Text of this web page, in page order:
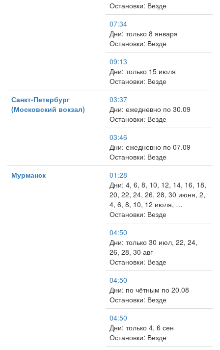
Остановки: Везде
07:34
Дни: только 8 января
Остановки: Везде
09:13
Дни: только 15 июля
Остановки: Везде
Санкт-Петербург
(Московский вокзал)
03:37
Дни: ежедневно по 30.09
Остановки: Везде
03:46
Дни: ежедневно по 07.09
Остановки: Везде
Мурманск
01:28
Дни: 4, 6, 8, 10, 12, 14, 16, 18,
20, 22, 24, 26, 28, 30 июня, 2,
4, 6, 8, 10, 12 июля, …
Остановки: Везде
04:50
Дни: только 30 июл, 22, 24,
26, 28, 30 авг
Остановки: Везде
04:50
Дни: по чётным по 20.08
Остановки: Везде
04:50
Дни: только 4, 6 сен
Остановки: Везде